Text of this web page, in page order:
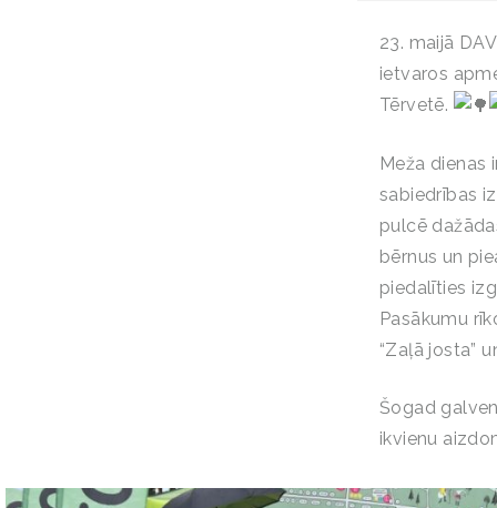
23. maijā
ietvaros
Tērvetē.
Meža dienas
sabiedrības
pulcē
bērnus un
piedalīties
Pasākumu
“Zaļā josta”
Šogad
ikvienu